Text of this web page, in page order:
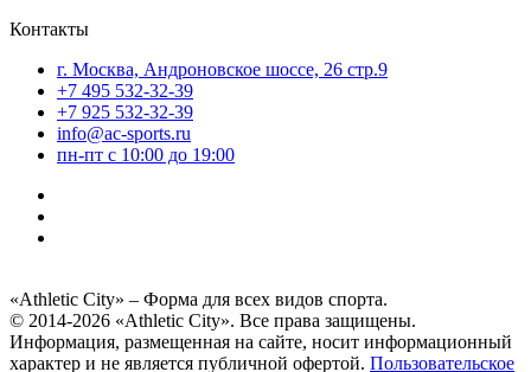
Контакты
г. Москва, Андроновское шоссе, 26 стр.9
+7 495 532-32-39
+7 925 532-32-39
info@ac-sports.ru
пн-пт c 10:00 до 19:00
«Athletic City» – Форма для всех видов спорта.
© 2014-2026 «Athletic City». Все права защищены.
Информация, размещенная на сайте, носит информационный
характер и не является публичной офертой. Пользовательское